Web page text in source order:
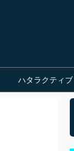
ハタラクティブ